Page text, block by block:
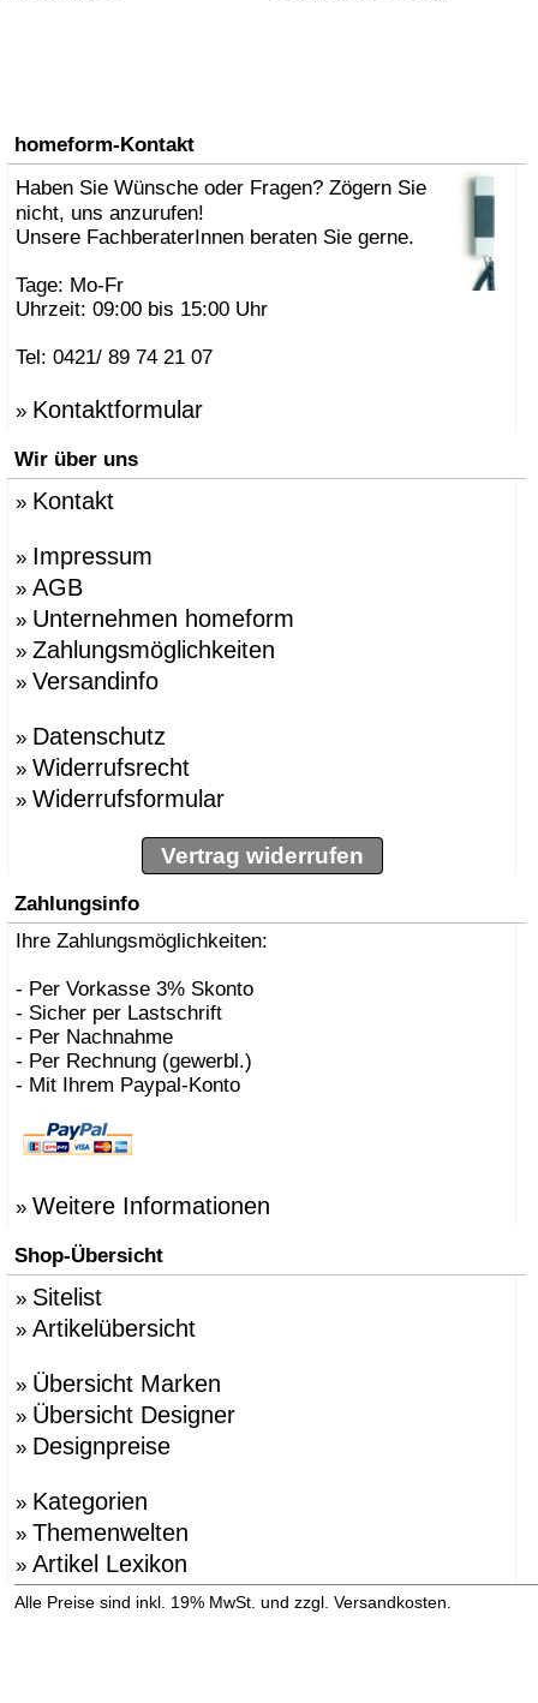
homeform-Kontakt
Haben Sie Wünsche oder Fragen? Zögern Sie
nicht, uns anzurufen!
Unsere FachberaterInnen beraten Sie gerne.
Tage: Mo-Fr
Uhrzeit: 09:00 bis 15:00 Uhr
Tel: 0421/ 89 74 21 07
» Kontaktformular
Wir über uns
» Kontakt
» Impressum
» AGB
» Unternehmen homeform
» Zahlungsmöglichkeiten
» Versandinfo
» Datenschutz
» Widerrufsrecht
» Widerrufsformular
Vertrag widerrufen
Zahlungsinfo
Ihre Zahlungsmöglichkeiten:
- Per Vorkasse 3% Skonto
- Sicher per Lastschrift
- Per Nachnahme
- Per Rechnung (gewerbl.)
- Mit Ihrem Paypal-Konto
» Weitere Informationen
Shop-Übersicht
» Sitelist
» Artikelübersicht
» Übersicht Marken
» Übersicht Designer
» Designpreise
» Kategorien
» Themenwelten
» Artikel Lexikon
Alle Preise sind inkl. 19% MwSt. und zzgl. Versandkosten.